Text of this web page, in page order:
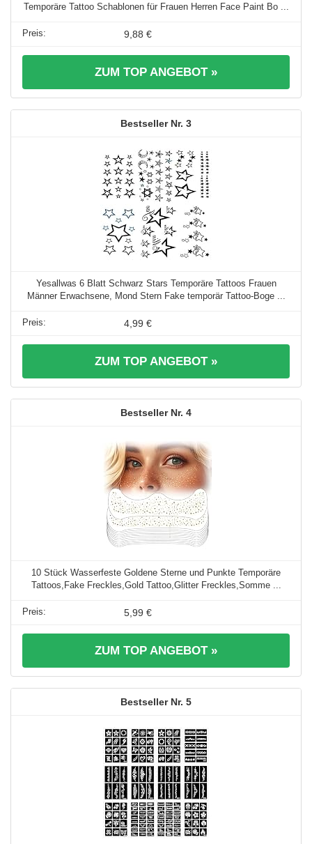
Temporäre Tattoo Schablonen für Frauen Herren Face Paint Bo ...
9,88 €
ZUM TOP ANGEBOT »
3
Yesallwas 6 Blatt Schwarz Stars Temporäre Tattoos Frauen
Männer Erwachsene, Mond Stern Fake temporär Tattoo-Boge ...
4,99 €
ZUM TOP ANGEBOT »
4
10 Stück Wasserfeste Goldene Sterne und Punkte Temporäre
Tattoos,Fake Freckles,Gold Tattoo,Glitter Freckles,Somme ...
5,99 €
ZUM TOP ANGEBOT »
5